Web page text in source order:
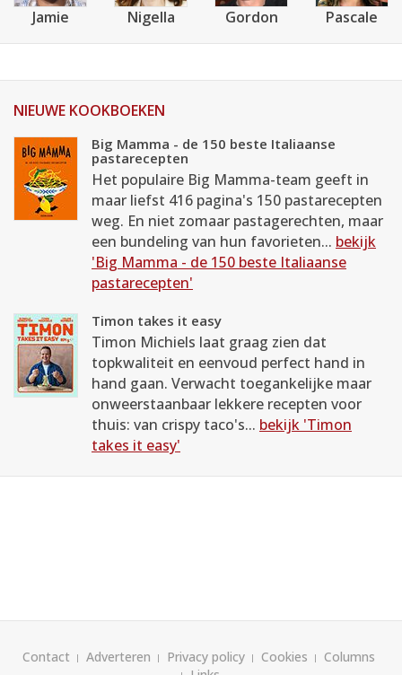
Jamie Nigella Gordon Pascale
NIEUWE KOOKBOEKEN
Big Mamma - de 150 beste Italiaanse
pastarecepten
Het populaire Big Mamma-team geeft in
maar liefst 416 pagina's 150 pastarecepten
weg. En niet zomaar pastagerechten, maar
een bundeling van hun favorieten... bekijk
'Big Mamma - de 150 beste Italiaanse
pastarecepten'
Timon takes it easy
Timon Michiels laat graag zien dat
topkwaliteit en eenvoud perfect hand in
hand gaan. Verwacht toegankelijke maar
onweerstaanbaar lekkere recepten voor
thuis: van crispy taco's... bekijk 'Timon
takes it easy'
Contact Adverteren Privacy policy Cookies
Columns